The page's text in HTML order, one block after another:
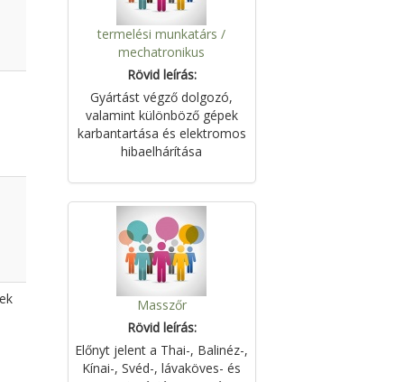
termelési munkatárs /
mechatronikus
Rövid leírás:
Gyártást végző dolgozó,
valamint különböző gépek
karbantartása és elektromos
hibaelhárítása
Masszőr
Rövid leírás:
Előnyt jelent a Thai-, Balinéz-,
Kínai-, Svéd-, lávaköves- és